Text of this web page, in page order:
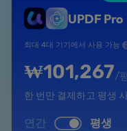
UPDF Pro
최대 4대 기기에서 사용 가능
₩101,267/
한 번만 결제하고 평생
연간 평생